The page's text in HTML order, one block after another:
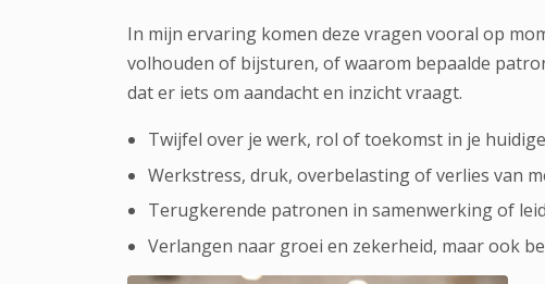
In mijn ervaring komen deze vragen vooral op
volhouden of bijsturen, of waarom bepaalde
dat er iets om aandacht en inzicht vraagt.
Twijfel over je werk, rol of toekomst in je
Werkstress, druk, overbelasting of verlies van
Terugkerende patronen in samenwerking of
Verlangen naar groei en zekerheid, maar ook